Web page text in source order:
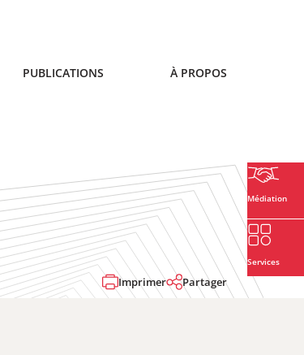
PUBLICATIONS À PROPOS
Médiation
Services
Imprimer Partager